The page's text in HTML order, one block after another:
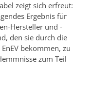
zeigt sich erfreut:
Ergebnis für
Hersteller und -
den sie durch die
bekommen, zu
zum Teil